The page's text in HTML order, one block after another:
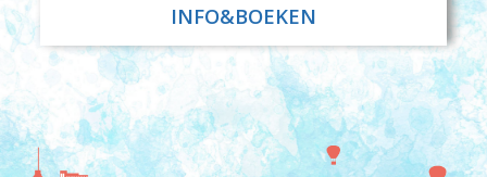
INFO&BOEKEN